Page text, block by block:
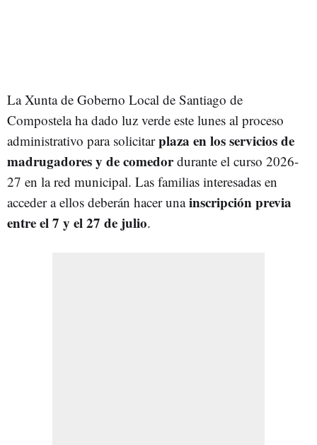
La Xunta de Goberno Local de Santiago de
Compostela ha dado luz verde este lunes al proceso
administrativo para solicitarplaza en los servicios de
madrugadores y de comedordurante el curso 2026-
27 en la red municipal. Las familias interesadas en
acceder a ellos deberán hacer unainscripción previa
entre el 7 y el 27 de julio.